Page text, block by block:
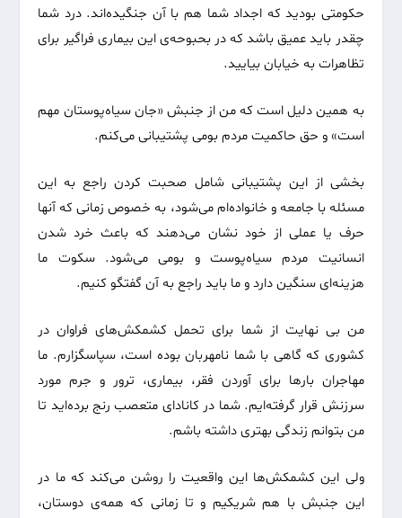
حکومتی‌ بودید که اجداد شما هم با آن جنگیده‌اند. درد شما
چقدر باید عمیق باشد که در بحبوحه‌ی این بیماری فراگیر برای
تظاهرات به خیابان بیایید.
به همین دلیل است که من از جنبش «جان سیاه‌پوستان مهم
است» و حق حاکمیت مردم بومی پشتیبانی می‌کنم.
بخشی از این پشتیبانی شامل صحبت کردن راجع به این
مسئله با جامعه و خانواده‌ام می‌شود، به خصوص زمانی که آنها
حرف یا عملی از خود نشان می‌دهند که باعث خرد شدن
انسانیت مردم سیاه‌پوست و بومی می‌شود. سکوت ما
هزینه‌ای سنگین دارد و ما باید راجع به آن گفتگو کنیم.
من بی نهایت از شما برای تحمل کشمکش‌های فراوان در
کشوری که گاهی با شما نامهربان بوده است، سپاسگزارم. ما
مهاجران بار‌ها برای آوردن فقر، بیماری، ترور و جرم مورد
سرزنش قرار گرفته‌ایم. شما در کانادای متعصب رنج برده‌اید تا
من بتوانم زندگی بهتری داشته باشم.
ولی این کشمکش‌ها این واقعیت را روشن می‌کند که ما در
این جنبش با هم شریکیم و تا زمانی‌ که همه‌ی دوستان،